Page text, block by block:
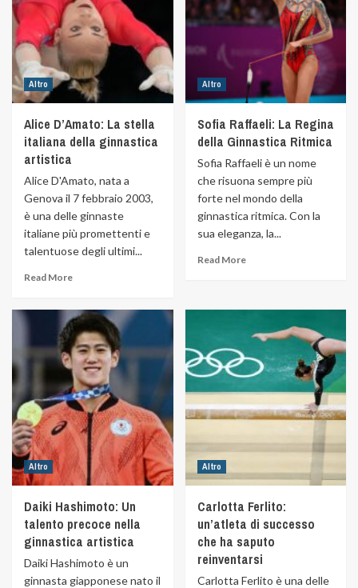
Altro
Alice D’Amato: La stella
italiana della ginnastica
artistica
Alice D'Amato, nata a
Genova il 7 febbraio 2003,
è una delle ginnaste
italiane più promettenti e
talentuose degli ultimi...
Read More
Altro
Sofia Raffaeli: La Regina
della Ginnastica Ritmica
Sofia Raffaeli è un nome
che risuona sempre più
forte nel mondo della
ginnastica ritmica. Con la
sua eleganza, la...
Read More
Altro
Daiki Hashimoto: Un
talento precoce nella
ginnastica artistica
Daiki Hashimoto è un
ginnasta giapponese nato il
Altro
Carlotta Ferlito:
un’atleta di successo
che ha saputo
reinventarsi
Carlotta Ferlito è una delle